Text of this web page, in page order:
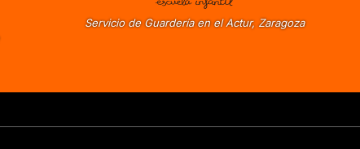
Servicio de Guardería en el Actur, Zaragoza